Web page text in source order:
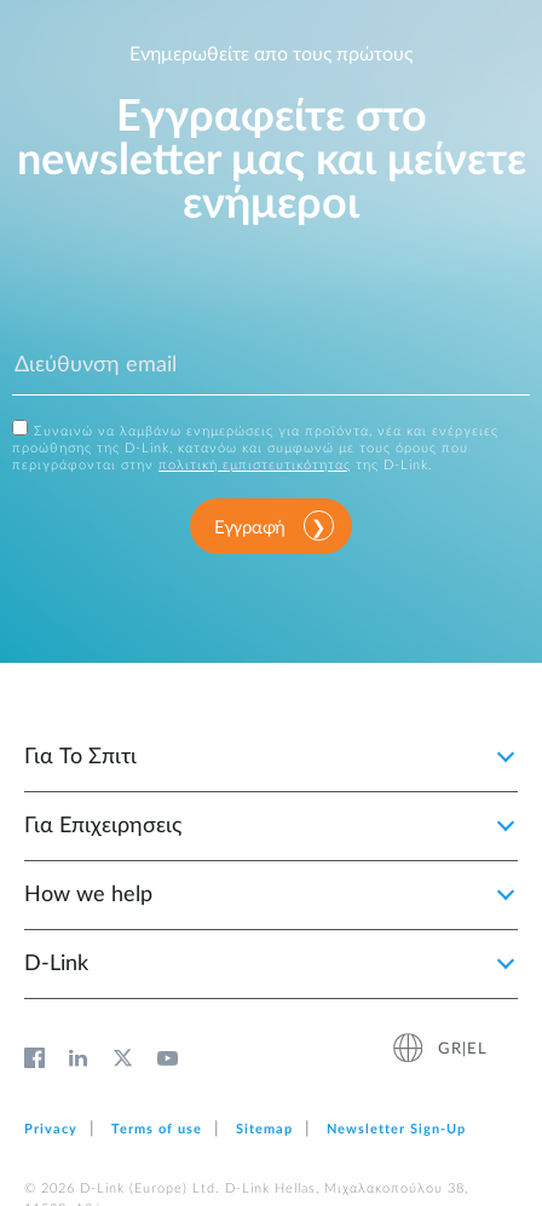
Ενημερωθείτε απο τους πρώτους
Εγγραφείτε στο
newsletter μας και μείνετε
ενήμεροι
Συναινώ να λαμβάνω ενημερώσεις για προϊόντα, νέα και ενέργειες
προώθησης της D-Link, κατανόω και συμφωνώ με τους όρους που
περιγράφονται στην πολιτική εμπιστευτικότητας της D-Link.
Εγγραφή
Για Το Σπιτι
Για Επιχειρησεις
How we help
D‑Link
GR|EL
Privacy Terms of use Sitemap Newsletter Sign‑Up
© 2026 D‑Link (Europe) Ltd. D-Link Hellas, Μιχαλακοπούλου 38,